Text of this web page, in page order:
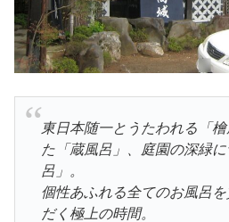
東日本随一とうたわれる「
た「蔵風呂」、庭園の深緑
呂」。
個性あふれる全てのお風呂
だく極上の時間。